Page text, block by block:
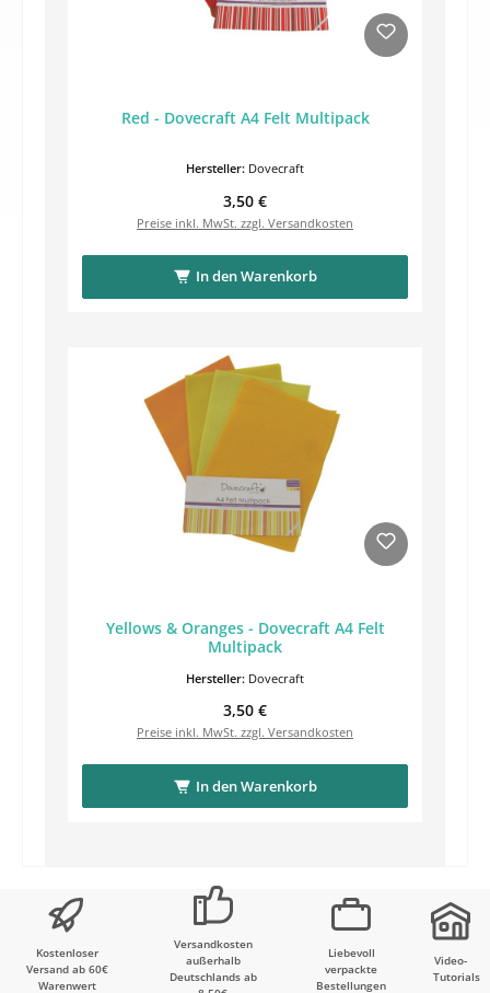
Red - Dovecraft A4 Felt Multipack
Hersteller: Dovecraft
Regulärer Preis:
3,50 €
Preise inkl. MwSt. zzgl. Versandkosten
In den Warenkorb
Yellows & Oranges - Dovecraft A4 Felt
Multipack
Hersteller: Dovecraft
Regulärer Preis:
3,50 €
Preise inkl. MwSt. zzgl. Versandkosten
In den Warenkorb
Kostenloser
Versand ab 60€
Warenwert
Versandkosten
außerhalb
Deutschlands ab
Liebevoll
verpackte
Bestellungen
Video-
Tutorials